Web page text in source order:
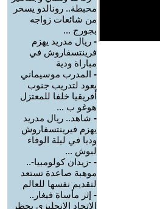
محبطة.. رونالدو يسخر
من شائعات زواجه
بجورج ...
- ريال مدريد يهزم
فرينتسفاروش في
مباراة ودية
- المدرب موسيماني
يعود لتدريب جنوب
أفريقيا خلفا للمعتزل
هوغو ب ...
- شاهد.. ريال مدريد
يهزم فيرينتسفاروش
وديا في ليلة الوفاء
لبوش ...
- -زيدان كولومبيا-..
موهبة صاعدة تستعد
لتقديم نفسها للعالم
- إثر مأساة فيغار..
الاتحاد الإنجليزي يحظر